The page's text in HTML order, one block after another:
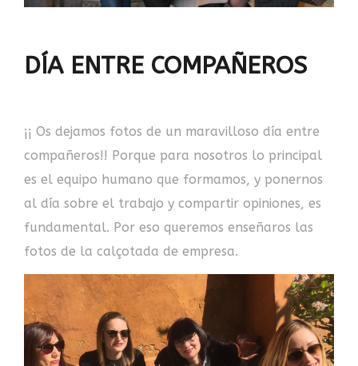
DÍA ENTRE COMPAÑEROS
¡¡ Os dejamos fotos de un maravilloso día entre
compañeros!! Porque para nosotros lo principal
es el equipo humano que formamos, y ponernos
al día sobre el trabajo y compartir opiniones, es
fundamental. Por eso queremos enseñaros las
fotos de la calçotada de empresa.